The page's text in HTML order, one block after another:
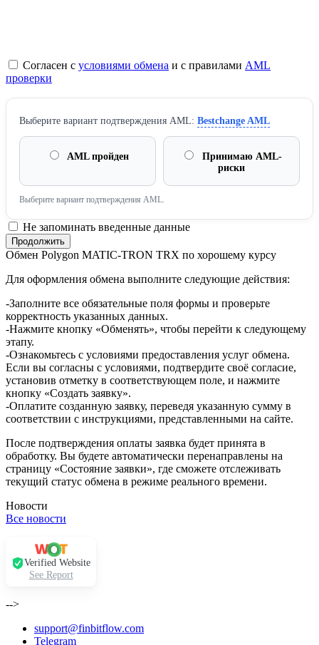
Согласен с условиями обмена и с правилами AML
проверки
Выберите вариант подтверждения AML: Bestchange AML
AML пройден
Принимаю AML-
риски
Выберите вариант подтверждения AML.
Не запоминать введенные данные
Обмен Polygon MATIC-TRON TRX по хорошему курсу
Для оформления обмена выполните следующие действия:
-Заполните все обязательные поля формы и проверьте
корректность указанных данных.
-Нажмите кнопку «Обменять», чтобы перейти к следующему
этапу.
-Ознакомьтесь с условиями предоставления услуг обмена.
Если вы согласны с условиями, подтвердите своё согласие,
установив отметку в соответствующем поле, и нажмите
кнопку «Создать заявку».
-Оплатите созданную заявку, переведя указанную сумму в
соответствии с инструкциями, представленными на сайте.
После подтверждения оплаты заявка будет принята в
обработку. Вы будете автоматически перенаправлены на
страницу «Состояние заявки», где сможете отслеживать
текущий статус обмена в режиме реального времени.
Новости
Все новости
Verified Website
See Report
-->
support@finbitflow.com
Telegram